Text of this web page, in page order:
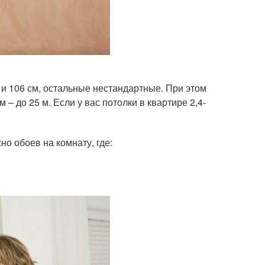
106 см, остальные нестандартные. При этом
до 25 м. Если у вас потолки в квартире 2,4-
обоев на комнату, где: